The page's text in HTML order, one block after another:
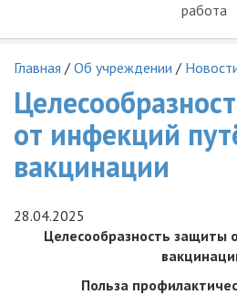
работа
Главная / Об учреждении /
от инфекций
вакцинации
28.04.2025
Целесообразность защиты
Польза